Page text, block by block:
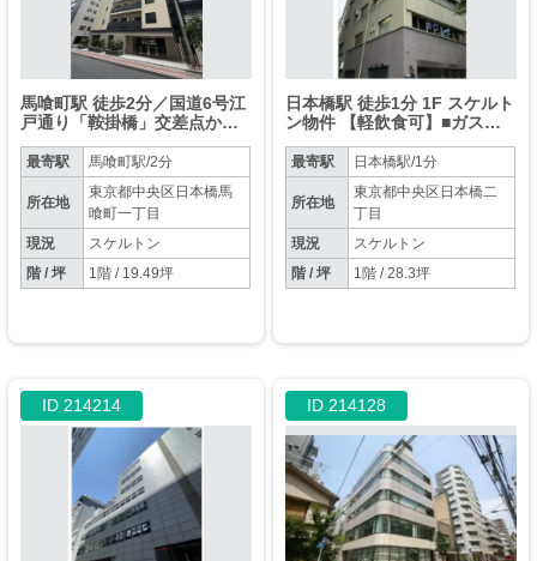
馬喰町駅 徒歩2分／国道6号江
戸通り「鞍掛橋」交差点から
り）物件【軽飲食程度相談】
最寄駅 馬喰町駅/2分
所在地
東京都中央区日本橋馬
喰町一丁目
現況
スケルトン
階 / 坪
1階 / 19.49坪
日本橋駅 徒歩1分 1F スケルト
ン物件 【軽飲食可】■ガスの
最寄駅 日本橋駅/1分
所在地
東京都中央区日本橋二
丁目
現況
スケルトン
階 / 坪
1階 / 28.3坪
ID 214214 ID 214128